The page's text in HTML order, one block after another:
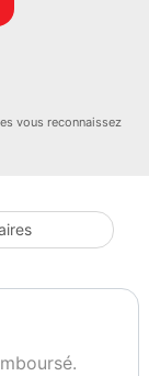
sélectionnés et
besoin :
vous reconnaissez